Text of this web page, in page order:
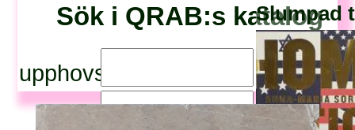
Sök i QRAB:s katalog
upphovsperson:
titel:
Slumpad